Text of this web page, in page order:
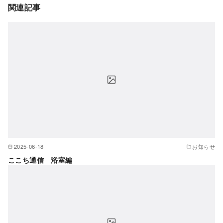
関連記事
2025-06-18 お知らせ
ここち通信 浴室編